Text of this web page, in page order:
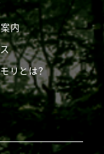
内
リとは？